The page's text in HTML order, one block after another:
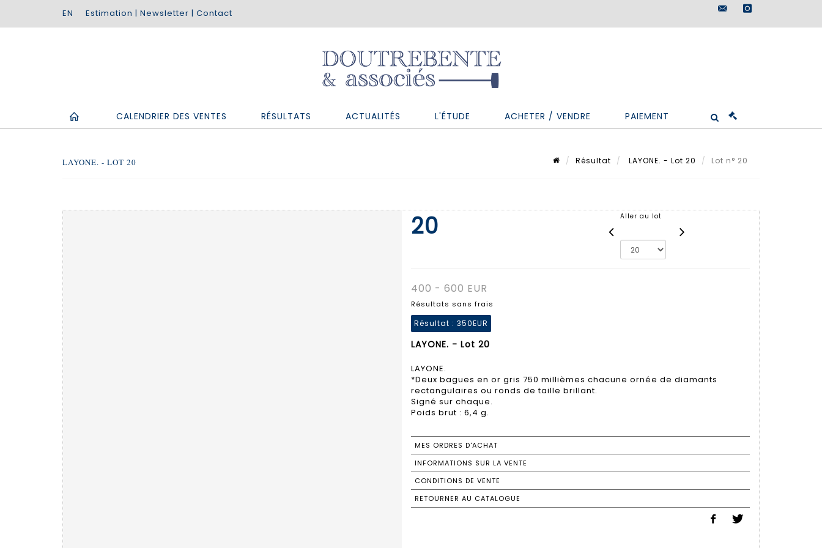
Estimation | Newsletter | Contact
instagram
CALENDRIER DES VENTES RÉSULTATS ACTUALITÉS L'ÉTUDE ACHETER / VENDRE PAIEMENT
LAYONE. - LOT 20 Résultat LAYONE. - Lot 20 Lot n° 20
20 Aller au lot
400 - 600 EUR
Résultats sans frais
Résultat : 350EUR
LAYONE. - Lot 20
LAYONE.
*Deux bagues en or gris 750 millièmes chacune ornée de diamants
rectangulaires ou ronds de taille brillant.
Signé sur chaque.
Poids brut : 6,4 g.
MES ORDRES D'ACHAT
INFORMATIONS SUR LA VENTE
CONDITIONS DE VENTE
RETOURNER AU CATALOGUE